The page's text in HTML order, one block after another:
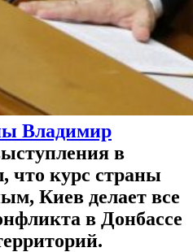
Владимир
в
что курс страны
Киев делает все
в Донбассе